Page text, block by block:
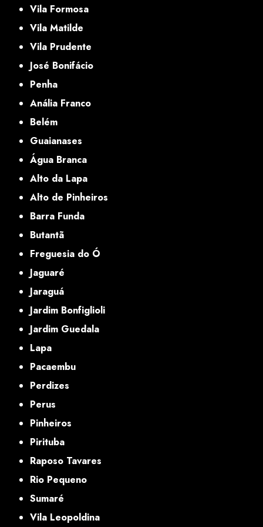
Vila Formosa
Vila Matilde
Vila Prudente
José Bonifácio
Penha
Anália Franco
Belém
Guaianases
Água Branca
Alto da Lapa
Alto de Pinheiros
Barra Funda
Butantã
Freguesia do Ó
Jaguaré
Jaraguá
Jardim Bonfiglioli
Jardim Guedala
Lapa
Pacaembu
Perdizes
Perus
Pinheiros
Pirituba
Raposo Tavares
Rio Pequeno
Sumaré
Vila Leopoldina